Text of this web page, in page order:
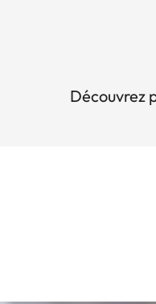
Découvrez